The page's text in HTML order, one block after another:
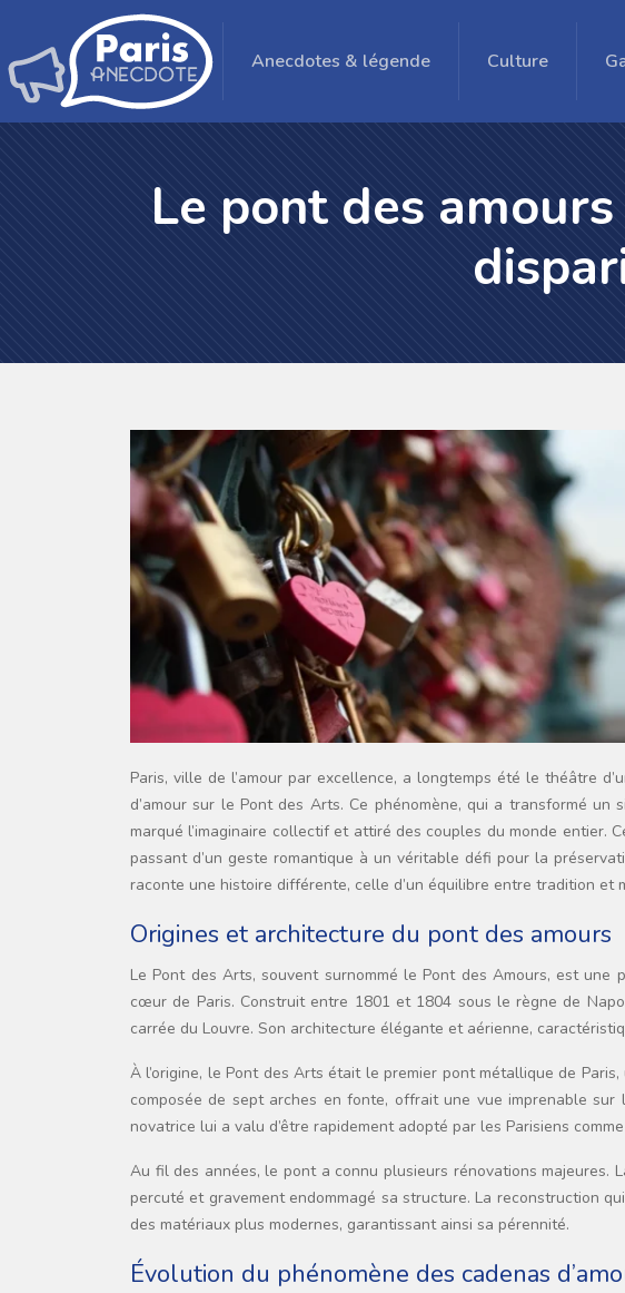
Anecdotes & légende Culture
Le pont des
Paris, ville de l’amour par excellence, a longtemps été le théâtre d’une tradition romantique unique en son genre : les cadenas
d’amour sur le Pont des Arts. Ce phénomène, qui a transformé un
marqué l’imaginaire collectif et attiré des couples du monde entier.
passant d’un geste romantique à un véritable défi pour la
raconte une histoire différente, celle d’un équilibre entre tradition et
Origines et architecture du pont des amours
Le Pont des Arts, souvent surnommé le Pont des Amours, est
cœur de Paris. Construit entre 1801 et 1804 sous le règne de
carrée du Louvre. Son architecture élégante et aérienne,
À l’origine, le Pont des Arts était le premier pont métallique de
composée de sept arches en fonte, offrait une vue imprenable
novatrice lui a valu d’être rapidement adopté par les Parisiens
Au fil des années, le pont a connu plusieurs rénovations majeures.
percuté et gravement endommagé sa structure. La reconstruction
des matériaux plus modernes, garantissant ainsi sa pérennité.
Évolution du phénomène des cadenas